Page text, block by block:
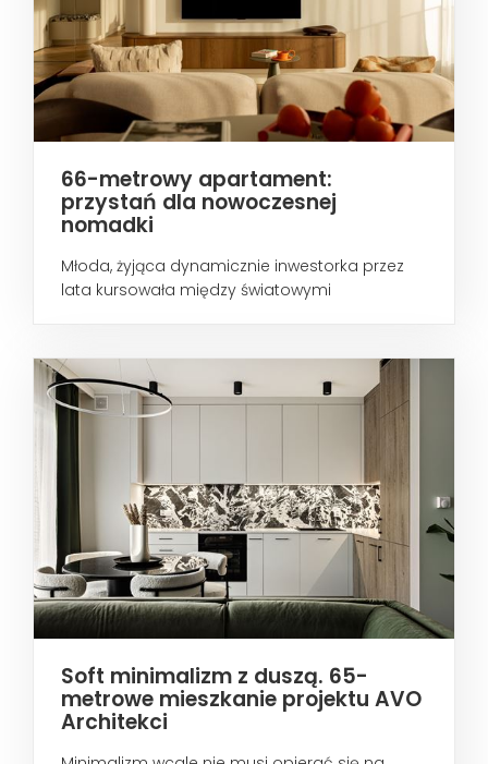
66-metrowy apartament:
przystań dla nowoczesnej
nomadki
Młoda, żyjąca dynamicznie inwestorka przez
lata kursowała między światowymi
Soft minimalizm z duszą. 65-
metrowe mieszkanie projektu AVO
Architekci